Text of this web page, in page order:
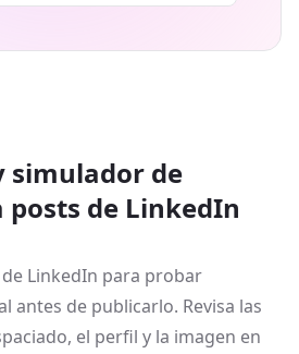
simulador de
de LinkedIn
LinkedIn para probar
antes de publicarlo. Revisa las
el perfil y la imagen en